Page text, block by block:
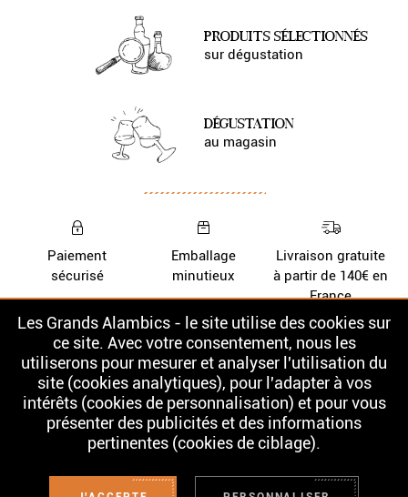
PRODUITS SÉLECTIONNÉS
sur dégustation
DÉGUSTATION
au magasin
Paiement
sécurisé
Emballage
minutieux
Livraison gratuite
à partir de 140€ en
France
Nos Whiskys
Nos Rhums
La cave
Contact
Les Grands Alambics - le site utilise des cookies sur
ce site. Avec votre consentement, nous les
utiliserons pour mesurer et analyser l'utilisation du
site (cookies analytiques), pour l'adapter à vos
intérêts (cookies de personnalisation) et pour vous
présenter des publicités et des informations
pertinentes (cookies de ciblage).
L'ABUS D'ALCOOL EST DANGEREUX POUR LA SANTÉ. À CONSOMMER